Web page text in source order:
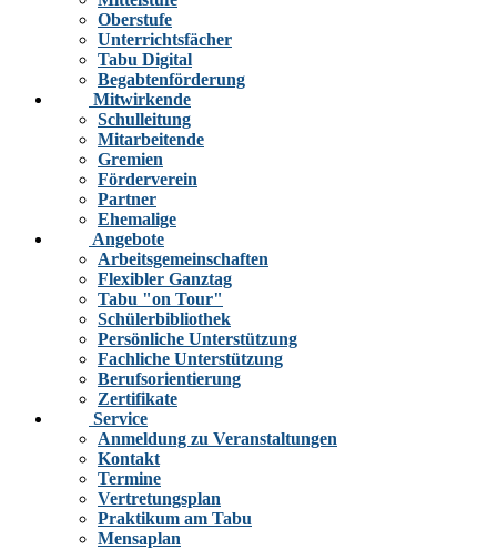
Oberstufe
Unterrichtsfächer
Tabu Digital
Begabtenförderung
Mitwirkende
Schulleitung
Mitarbeitende
Gremien
Förderverein
Partner
Ehemalige
Angebote
Arbeitsgemeinschaften
Flexibler Ganztag
Tabu "on Tour"
Schülerbibliothek
Persönliche Unterstützung
Fachliche Unterstützung
Berufsorientierung
Zertifikate
Service
Anmeldung zu Veranstaltungen
Kontakt
Termine
Vertretungsplan
Praktikum am Tabu
Mensaplan